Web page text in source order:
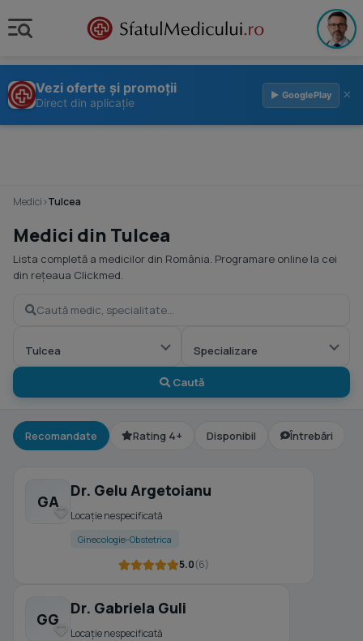
Vezi oferte și promoții
Direct din aplicație
▶ GooglePlay ×
Medici›Tulcea
Medici din Tulcea
Lista completă a medicilor din România. Programare online la cei
din rețeaua Clickmed.
Caută
Recomandate Rating 4+ Disponibil Întrebări
GA
Dr. Gelu Argetoianu
Locație nespecificată
Ginecologie-Obstetrica
5.0(6)
GG
Dr. Gabriela Guli
Locație nespecificată